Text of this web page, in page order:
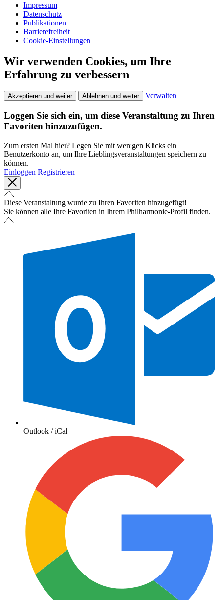
Impressum
Datenschutz
Publikationen
Barrierefreiheit
Cookie-Einstellungen
Wir verwenden Cookies, um Ihre
Erfahrung zu verbessern
Akzeptieren und weiter Ablehnen und weiter Verwalten
Loggen Sie sich ein, um diese Veranstaltung zu Ihren
Favoriten hinzuzufügen.
Zum ersten Mal hier? Legen Sie mit wenigen Klicks ein
Benutzerkonto an, um Ihre Lieblingsveranstaltungen speichern zu
können.
Einloggen Registrieren
Diese Veranstaltung wurde zu Ihren Favoriten hinzugefügt!
Sie können alle Ihre Favoriten in Ihrem Philharmonie-Profil finden.
Outlook / iCal